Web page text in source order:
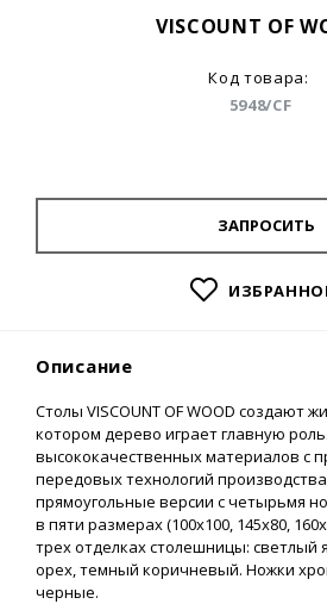
VISCOUNT OF
Код товара:
5948/CF
ЗАПРОСИТЬ
Описание
Столы VISCOUNT OF WOOD создают
котором дерево играет главную
высококачественных материалов с
передовых технологий
прямоугольные версии с четырьмя
в пяти размерах (100x100, 145x80,
трех отделках столешницы:
орех, темный коричневый. Ножки
черные.